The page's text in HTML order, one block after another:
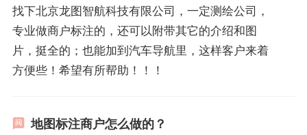
找下北京龙图智航科技有限公司，一定测绘公司，
专业做商户标注的，还可以附带其它的介绍和图
片，挺全的；也能加到汽车导航里，这样客户来着
方便些！希望有所帮助！！！
地图标注商户怎么做的？